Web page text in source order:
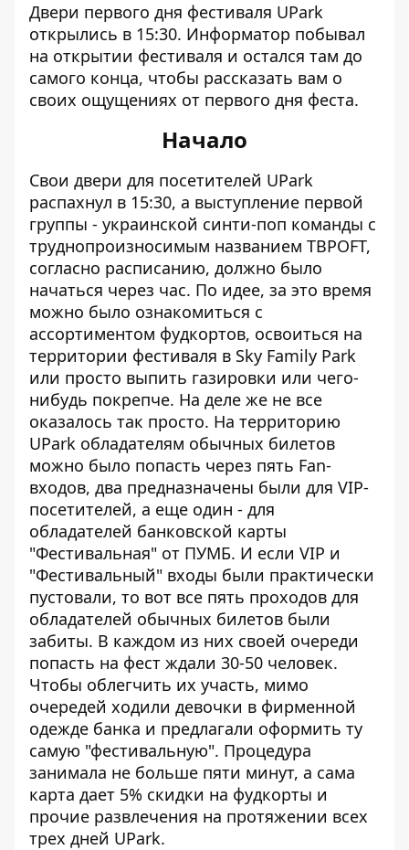
Двери первого дня фестиваля UPark
открылись в 15:30. Информатор побывал
на открытии фестиваля и остался там до
самого конца, чтобы рассказать вам о
своих ощущениях от первого дня феста.
Начало
Свои двери для посетителей UPark
распахнул в 15:30, а выступление первой
группы - украинской синти-поп команды с
труднопроизносимым названием TBPOFT,
согласно расписанию, должно было
начаться через час. По идее, за это время
можно было ознакомиться с
ассортиментом фудкортов, освоиться на
территории фестиваля в Sky Family Park
или просто выпить газировки или чего-
нибудь покрепче. На деле же не все
оказалось так просто. На территорию
UPark обладателям обычных билетов
можно было попасть через пять Fan-
входов, два предназначены были для VIP-
посетителей, а еще один - для
обладателей банковской карты
"Фестивальная" от ПУМБ. И если VIP и
"Фестивальный" входы были практически
пустовали, то вот все пять проходов для
обладателей обычных билетов были
забиты. В каждом из них своей очереди
попасть на фест ждали 30-50 человек.
Чтобы облегчить их участь, мимо
очередей ходили девочки в фирменной
одежде банка и предлагали оформить ту
самую "фестивальную". Процедура
занимала не больше пяти минут, а сама
карта дает 5% скидки на фудкорты и
прочие развлечения на протяжении всех
трех дней UPark.